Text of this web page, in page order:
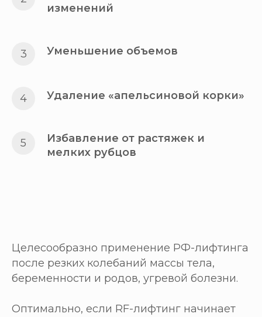
изменений
Уменьшение объемов
Удаление «апельсиновой корки»
Избавление от растяжек и
мелких рубцов
Целесообразно применение РФ-лифтинга
после резких колебаний массы тела,
беременности и родов, угревой болезни.
Оптимально, если RF-лифтинг начинает